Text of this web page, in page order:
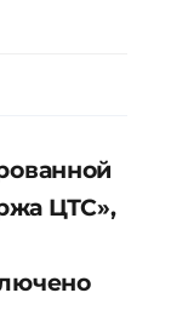
ЦТС»,